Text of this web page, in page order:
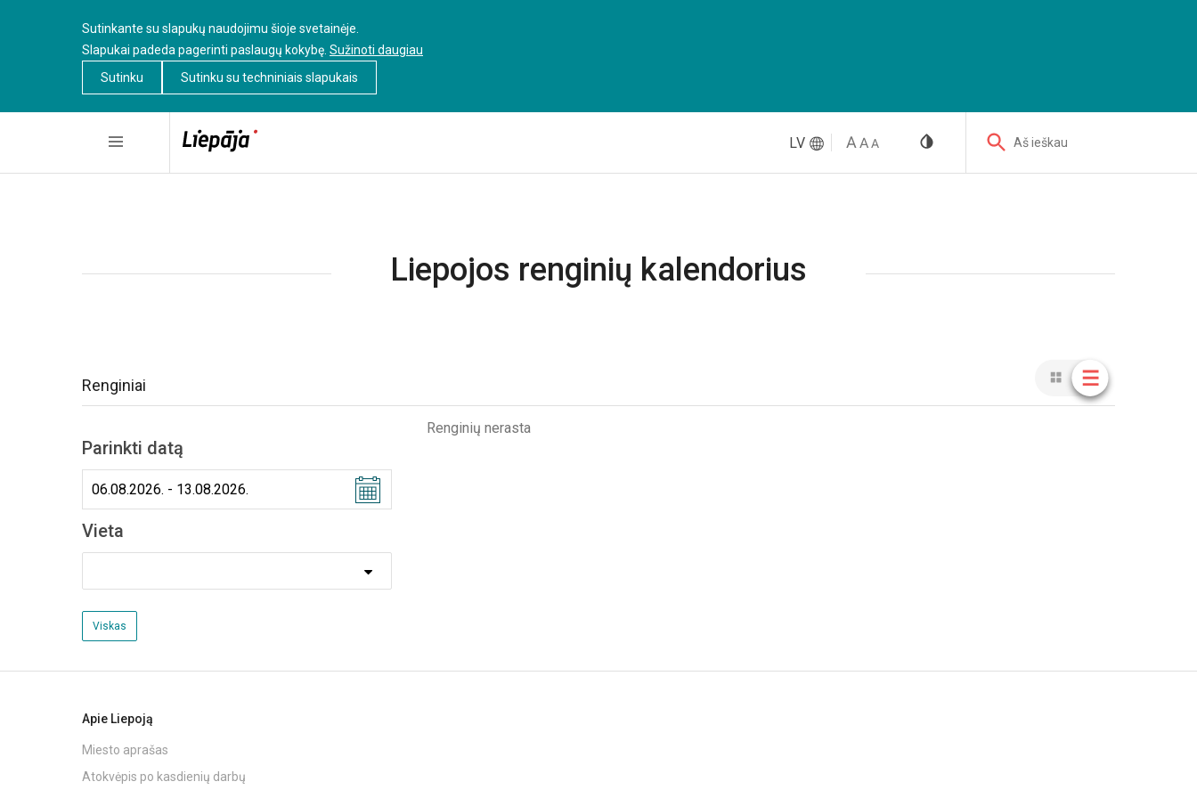
Sutinkante su slapukų naudojimu šioje svetainėje.
Slapukai padeda pagerinti paslaugų kokybę. Sužinoti daugiau
Sutinku
Sutinku su techniniais slapukais
LV Aš ieškau
Liepojos renginių kalendorius
Renginiai
Parinkti datą
Vieta
Viskas
Renginių nerasta
Apie Liepoją
Miesto aprašas
Atokvėpis po kasdienių darbų